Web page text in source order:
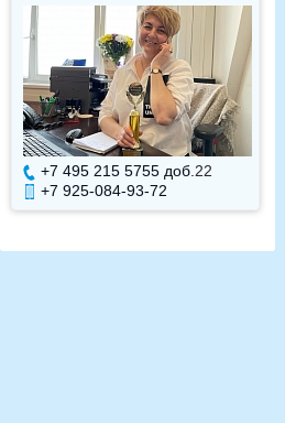
+7 495 215 5755 доб. 7
+7 925-084-93-71